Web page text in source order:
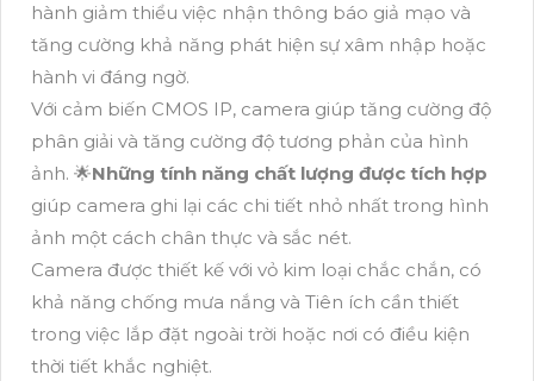
hành giảm thiểu việc nhận thông báo giả mạo và
tăng cường khả năng phát hiện sự xâm nhập hoặc
hành vi đáng ngờ.
Với cảm biến CMOS IP, camera giúp tăng cường độ
phân giải và tăng cường độ tương phản của hình
ảnh. 🌟Những tính năng chất lượng được tích hợp
giúp camera ghi lại các chi tiết nhỏ nhất trong hình
ảnh một cách chân thực và sắc nét.
Camera được thiết kế với vỏ kim loại chắc chắn, có
khả năng chống mưa nắng và Tiên ích cần thiết
trong việc lắp đặt ngoài trời hoặc nơi có điều kiện
thời tiết khắc nghiệt.